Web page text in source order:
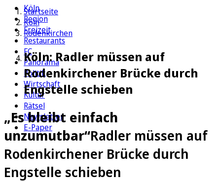
Köln
Region
Freizeit
Restaurants
FC
Panorama
Politik
Wirtschaft
Kultur
Rätsel
Newsletter
E-Paper
Startseite
Köln
Rodenkirchen
Köln: Radler müssen auf
Rodenkirchener Brücke durch
Engstelle schieben
„Es bleibt einfach
unzumutbar“Radler müssen auf
Rodenkirchener Brücke durch
Engstelle schieben